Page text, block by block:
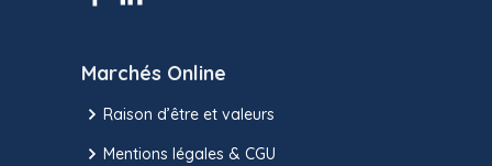
Marchés Online
Raison d’être et valeurs
Mentions légales & CGU